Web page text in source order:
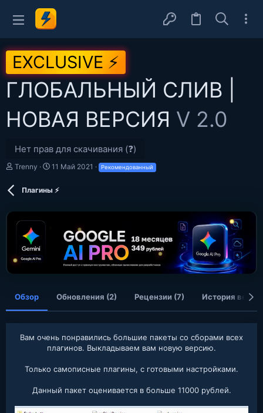
EXCLUSIVE ⚡
ГЛОБАЛЬНЫЙ СЛИВ |
НОВАЯ ВЕРСИЯ V 2.0
Нет прав для скачивания (❓)
А
Trenny
Д
а
о
11 Май 2021 Рекомендованный
Плагины ⚡
Обзор Обновления (2) Рецензии (7) История
Вам очень понравились большие пакеты со сборами всех
плагинов. Выкладываем вам новую версию.
Только самописные плагины, с готовыми настройками.
Данный пакет оценивается в больше 11000 рублей.